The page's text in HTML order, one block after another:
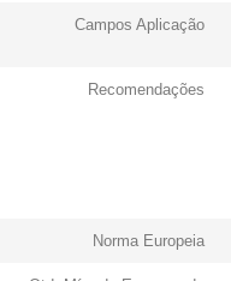
Campos Aplicação
Recomendações
Norma Europeia